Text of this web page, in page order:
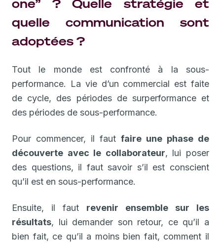
one” ? Quelle stratégie et
quelle communication sont
adoptées ?
Tout le monde est confronté à la sous-
performance. La vie d’un commercial est faite
de cycle, des périodes de surperformance et
des périodes de sous-performance.
Pour commencer, il faut faire une phase de
découverte avec le collaborateur, lui poser
des questions, il faut savoir s’il est conscient
qu’il est en sous-performance.
Ensuite, il faut revenir ensemble sur les
résultats, lui demander son retour, ce qu’il a
bien fait, ce qu’il a moins bien fait, comment il